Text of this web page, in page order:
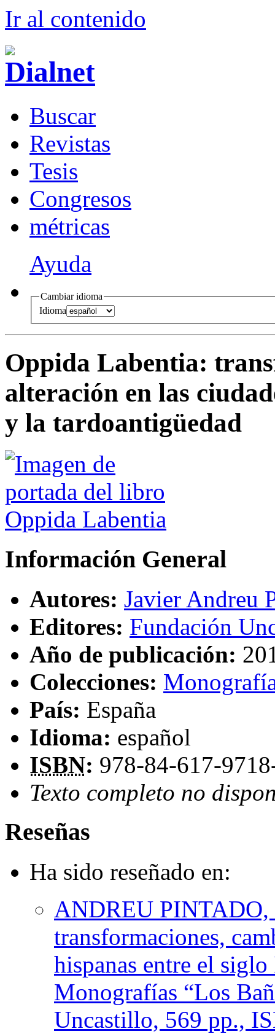
Ir al contenido
Buscar
Revistas
Tesis
Congresos
métricas
Ayuda
Cambiar idioma
Idioma
Oppida Labentia:
alteración en las
y la tardoantigüedad
Información General
Autores: Javier Andreu
Editores: Fundación
Año de publicación:
Colecciones:
País: España
Idioma: español
ISBN: 978-84-617-
Texto completo no
Reseñas
Ha sido reseñado en:
ANDREU PINTADO,
transformaciones,
hispanas entre el
Monografías “Los
Uncastillo, 569 pp.,